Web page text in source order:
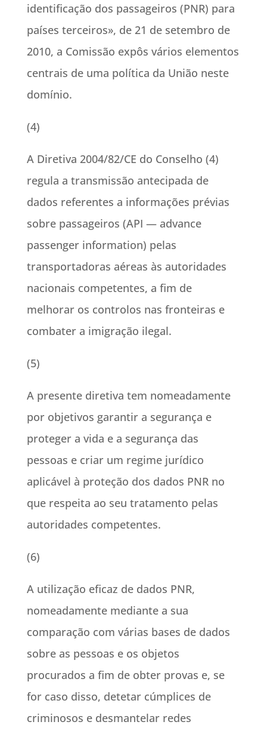
identificação dos passageiros (PNR) para
países terceiros», de 21 de setembro de
2010, a Comissão expôs vários elementos
centrais de uma política da União neste
domínio.
(4)
A Diretiva 2004/82/CE do Conselho (4)
regula a transmissão antecipada de
dados referentes a informações prévias
sobre passageiros (API — advance
passenger information) pelas
transportadoras aéreas às autoridades
nacionais competentes, a fim de
melhorar os controlos nas fronteiras e
combater a imigração ilegal.
(5)
A presente diretiva tem nomeadamente
por objetivos garantir a segurança e
proteger a vida e a segurança das
pessoas e criar um regime jurídico
aplicável à proteção dos dados PNR no
que respeita ao seu tratamento pelas
autoridades competentes.
(6)
A utilização eficaz de dados PNR,
nomeadamente mediante a sua
comparação com várias bases de dados
sobre as pessoas e os objetos
procurados a fim de obter provas e, se
for caso disso, detetar cúmplices de
criminosos e desmantelar redes